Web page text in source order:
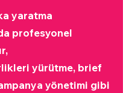
yaratma
profesyonel
yürütme, brief
yönetimi gibi